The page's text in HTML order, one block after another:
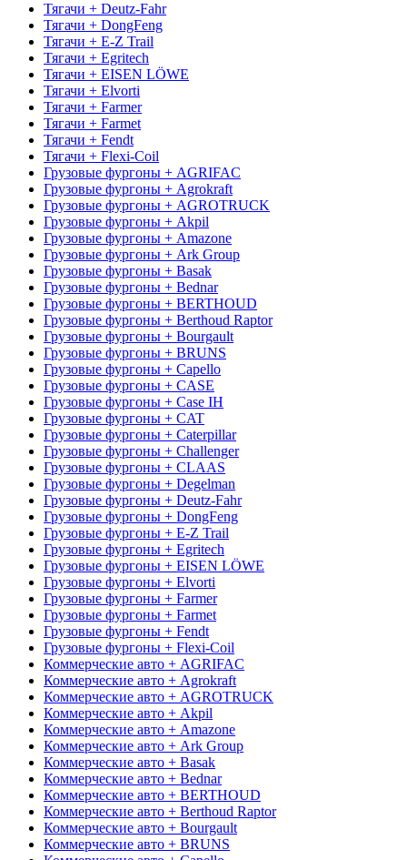
Тягачи + Deutz-Fahr
Тягачи + DongFeng
Тягачи + E-Z Trail
Тягачи + Egritech
Тягачи + EISEN LÖWE
Тягачи + Elvorti
Тягачи + Farmer
Тягачи + Farmet
Тягачи + Fendt
Тягачи + Flexi-Coil
Грузовые фургоны + AGRIFAC
Грузовые фургоны + Agrokraft
Грузовые фургоны + AGROTRUCK
Грузовые фургоны + Akpil
Грузовые фургоны + Amazone
Грузовые фургоны + Ark Group
Грузовые фургоны + Basak
Грузовые фургоны + Bednar
Грузовые фургоны + BERTHOUD
Грузовые фургоны + Berthoud Raptor
Грузовые фургоны + Bourgault
Грузовые фургоны + BRUNS
Грузовые фургоны + Capello
Грузовые фургоны + CASE
Грузовые фургоны + Case IH
Грузовые фургоны + CAT
Грузовые фургоны + Caterpillar
Грузовые фургоны + Challenger
Грузовые фургоны + CLAAS
Грузовые фургоны + Degelman
Грузовые фургоны + Deutz-Fahr
Грузовые фургоны + DongFeng
Грузовые фургоны + E-Z Trail
Грузовые фургоны + Egritech
Грузовые фургоны + EISEN LÖWE
Грузовые фургоны + Elvorti
Грузовые фургоны + Farmer
Грузовые фургоны + Farmet
Грузовые фургоны + Fendt
Грузовые фургоны + Flexi-Coil
Коммерческие авто + AGRIFAC
Коммерческие авто + Agrokraft
Коммерческие авто + AGROTRUCK
Коммерческие авто + Akpil
Коммерческие авто + Amazone
Коммерческие авто + Ark Group
Коммерческие авто + Basak
Коммерческие авто + Bednar
Коммерческие авто + BERTHOUD
Коммерческие авто + Berthoud Raptor
Коммерческие авто + Bourgault
Коммерческие авто + BRUNS